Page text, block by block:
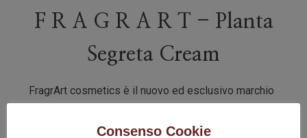
F R A G R A R T - Planta
Segreta Cream
FragrArt cosmetics è il nuovo ed esclusivo marchio
italiano. Specializzato nella produzione di saponi
liquidi di alta qualità e lozioni idratanti di alta
Consenso Cookie